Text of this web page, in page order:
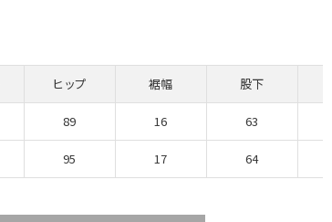
ヒップ 裾幅 股下
89 16 63
95 17 64